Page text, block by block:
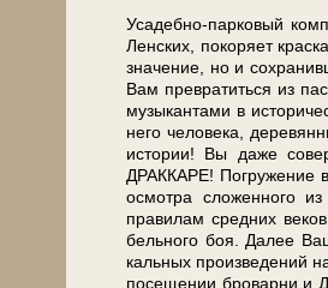
Усадебно-парковый
Лен­ских, по­ко­ря­ет
зна­че­ние, но и
Вам пре­вра­тить­ся из
му­зы­кан­та­ми в
не­го человека,
ис­то­рии! Вы да­же
ДРАККАРЕ! По­гру­же­ние
осмот­ра сложенного
правилам средних
бель­но­го боя. Да­лее
каль­ных про­из­ве­де­ний
по­се­ще­нии бро­вар­ни и